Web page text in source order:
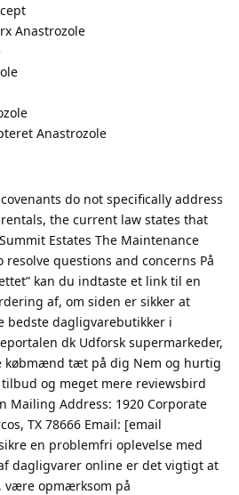
Anastrozole
Anastrozole
do not specifically address
the current law states that
Estates The Maintenance
resolve questions and concerns På
kan du indtaste et link til en
af, om siden er sikker at
bedste dagligvarebutikker i
dk Udforsk supermarkeder,
købmænd tæt på dig Nem og hurtig
og meget mere reviewsbird
Mailing Address: 1920 Corporate
TX 78666 Email: [email
en problemfri oplevelse med
dagligvarer online er det vigtigt at
opmærksom på